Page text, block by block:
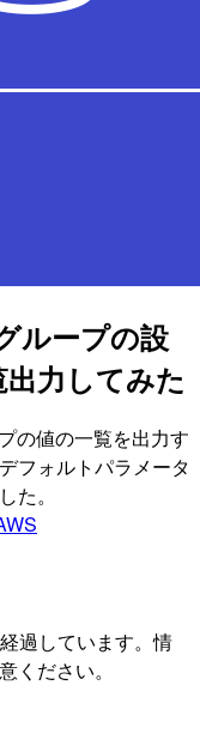
ループの設
力してみた
の値の一覧を出力す
フォルトパラメータ
た。
過しています。情
ください。